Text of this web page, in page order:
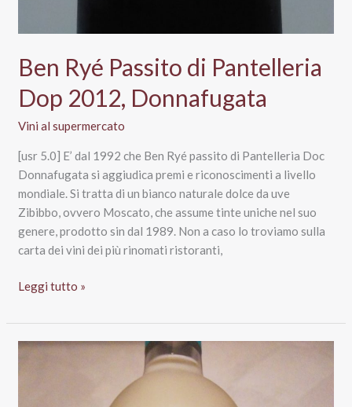
Ben Ryé Passito di Pantelleria
Dop 2012, Donnafugata
Vini al supermercato
[usr 5.0] E’ dal 1992 che Ben Ryé passito di Pantelleria Doc
Donnafugata si aggiudica premi e riconoscimenti a livello
mondiale. Si tratta di un bianco naturale dolce da uve
Zibibbo, ovvero Moscato, che assume tinte uniche nel suo
genere, prodotto sin dal 1989. Non a caso lo troviamo sulla
carta dei vini dei più rinomati ristoranti,
Ben
Passito
di
Leggi tutto »